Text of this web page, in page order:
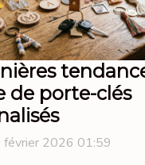
de porte-clés
février 2026 01:59